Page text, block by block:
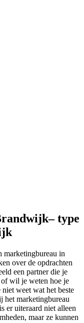
type
marketingbureau in
over de opdrachten
een partner die je
wil je weten hoe je
weet wat het beste
het marketingbureau
er uiteraard niet alleen
maar ze kunnen